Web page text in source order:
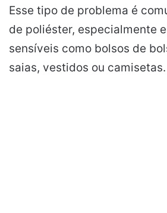
Esse tipo de problema é
de poliéster, especialmente
sensíveis como bolsos de
saias, vestidos ou camisetas.